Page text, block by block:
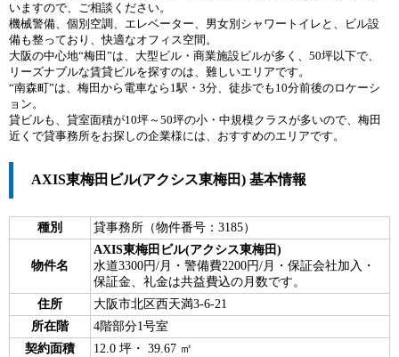
いますので、ご相談ください。
機械警備、個別空調、エレベーター、男女別シャワートイレと、ビル設
備も整っており、快適なオフィス空間。
大阪の中心地“梅田”は、大型ビル・商業施設ビルが多く、50坪以下で、
リーズナブルな賃貸ビルを探すのは、難しいエリアです。
“南森町”は、梅田から電車なら1駅・3分、徒歩でも10分前後のロケーシ
ョン。
貸ビルも、貸室面積が10坪～50坪の小・中規模クラスが多いので、梅田
近くで貸事務所をお探しの企業様には、おすすめのエリアです。
AXIS東梅田ビル(アクシス東梅田) 基本情報
種別 貸事務所（物件番号：3185）
物件名
AXIS東梅田ビル(アクシス東梅田)
水道3300円/月・警備費2200円/月・保証会社加入・
保証金、礼金は共益費込の月数です。
住所
大阪市北区西天満3-6-21
所在階
4階部分1号室
契約面積
12.0 坪・ 39.67 ㎡